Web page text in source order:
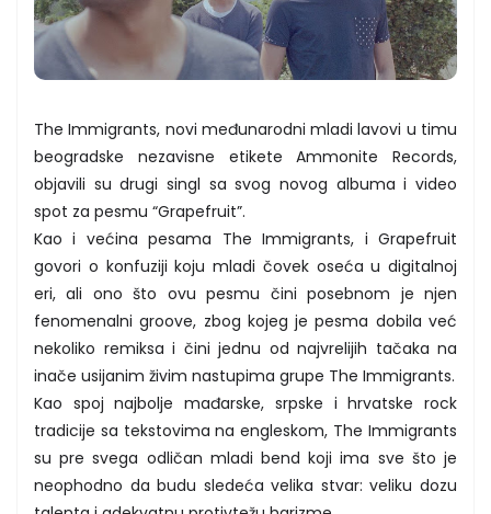
The Immigrants, novi međunarodni mladi lavovi u timu
beogradske nezavisne etikete Ammonite Records,
objavili su drugi singl sa svog novog albuma i video
spot za pesmu “Grapefruit”.
Kao i većina pesama The Immigrants, i Grapefruit
govori o konfuziji koju mladi čovek oseća u digitalnoj
eri, ali ono što ovu pesmu čini posebnom je njen
fenomenalni groove, zbog kojeg je pesma dobila već
nekoliko remiksa i čini jednu od najvrelijih tačaka na
inače usijanim živim nastupima grupe The Immigrants.
Kao spoj najbolje mađarske, srpske i hrvatske rock
tradicije sa tekstovima na engleskom, The Immigrants
su pre svega odličan mladi bend koji ima sve što je
neophodno da budu sledeća velika stvar: veliku dozu